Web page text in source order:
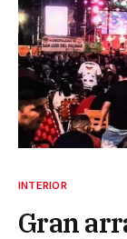
INTERIOR
Gran